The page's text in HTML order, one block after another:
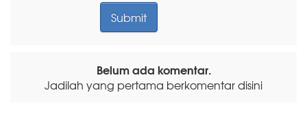
Belum ada komentar.
Jadilah yang pertama berkomentar disini